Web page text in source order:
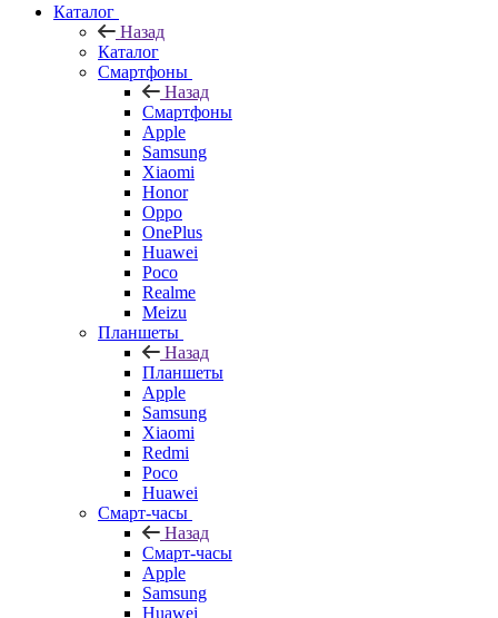
Каталог
Назад
Каталог
Смартфоны
Назад
Смартфоны
Apple
Samsung
Xiaomi
Honor
Oppo
OnePlus
Huawei
Poco
Realme
Meizu
Планшеты
Назад
Планшеты
Apple
Samsung
Xiaomi
Redmi
Poco
Huawei
Смарт-часы
Назад
Смарт-часы
Apple
Samsung
Huawei